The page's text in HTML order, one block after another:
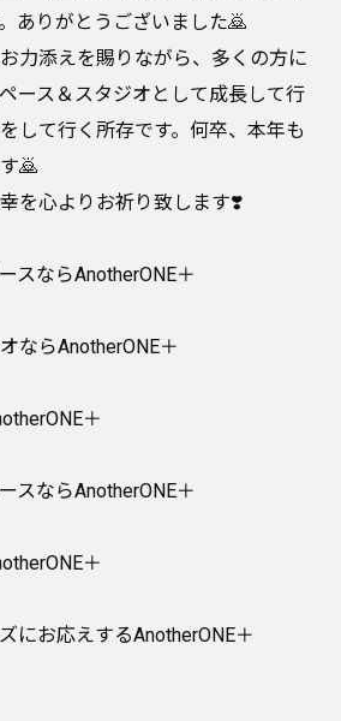
ありがとうございました🙇
力添えを賜りながら、多くの方に
ース＆スタジオとして成長して行
して行く所存です。何卒、本年も
🙇
を心よりお祈り致します❣️
スならAnotherONE＋
ならAnotherONE＋
＋
スならAnotherONE＋
＋
にお応えするAnotherONE＋